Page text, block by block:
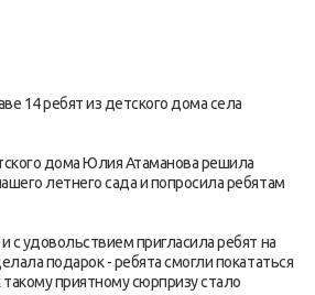
14 ребят из детского дома села
дома Юлия Атаманова решила
летнего сада и попросила ребятам
с удовольствием пригласила ребят на
подарок - ребята смогли покататься
приятному сюрпризу стало